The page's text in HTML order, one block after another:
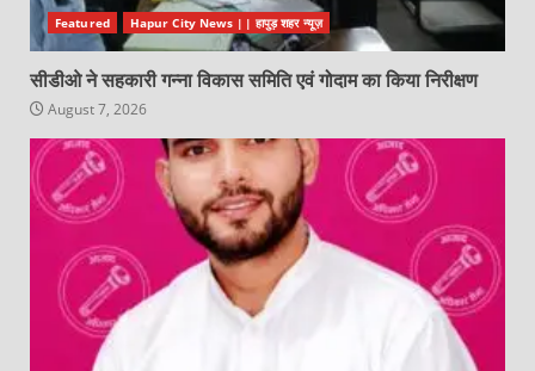
Featured Hapur City News || हापुड़ शहर न्यूज़
सीडीओ ने सहकारी गन्ना विकास समिति एवं गोदाम का किया निरीक्षण
August 7, 2026